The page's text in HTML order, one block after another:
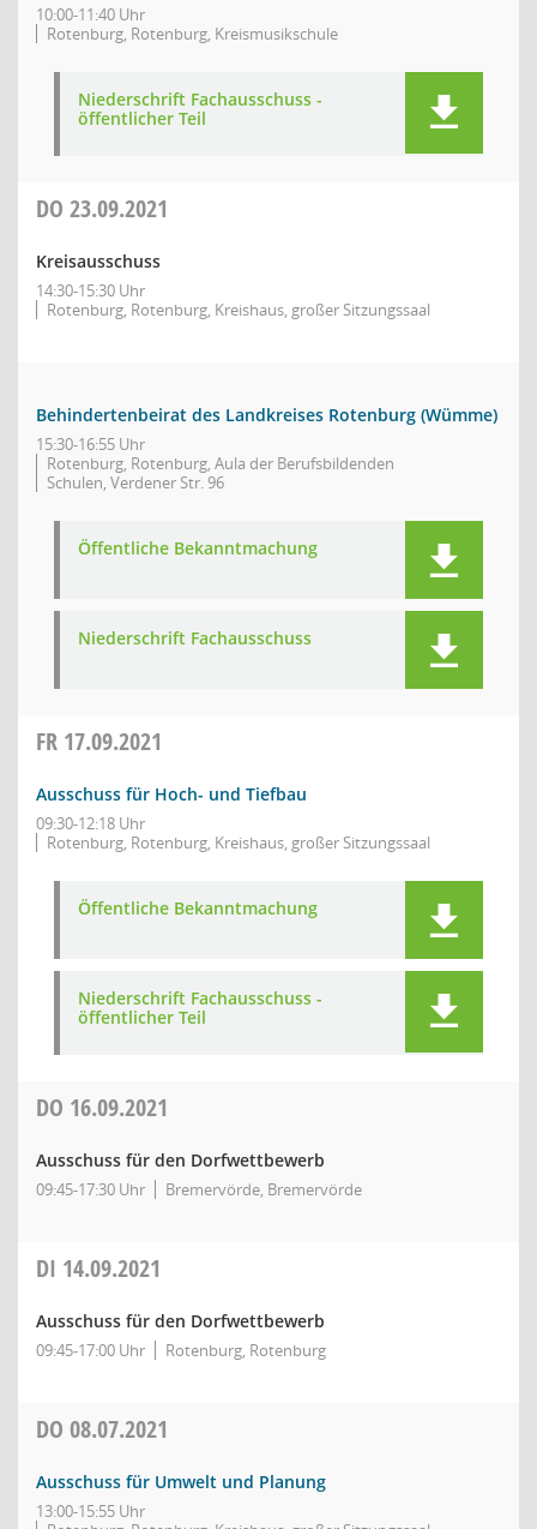
10:00-11:40 Uhr
Rotenburg, Rotenburg, Kreismusikschule
Niederschrift Fachausschuss -
öffentlicher Teil
DO 23.09.2021
Kreisausschuss
14:30-15:30 Uhr
Rotenburg, Rotenburg, Kreishaus, großer Sitzungssaal
Behindertenbeirat des Landkreises Rotenburg (Wümme)
15:30-16:55 Uhr
Rotenburg, Rotenburg, Aula der Berufsbildenden
Schulen, Verdener Str. 96
Öffentliche Bekanntmachung
Niederschrift Fachausschuss
FR 17.09.2021
Ausschuss für Hoch- und Tiefbau
09:30-12:18 Uhr
Rotenburg, Rotenburg, Kreishaus, großer Sitzungssaal
Öffentliche Bekanntmachung
Niederschrift Fachausschuss -
öffentlicher Teil
DO 16.09.2021
Ausschuss für den Dorfwettbewerb
09:45-17:30 Uhr Bremervörde, Bremervörde
DI 14.09.2021
Ausschuss für den Dorfwettbewerb
09:45-17:00 Uhr Rotenburg, Rotenburg
DO 08.07.2021
Ausschuss für Umwelt und Planung
13:00-15:55 Uhr